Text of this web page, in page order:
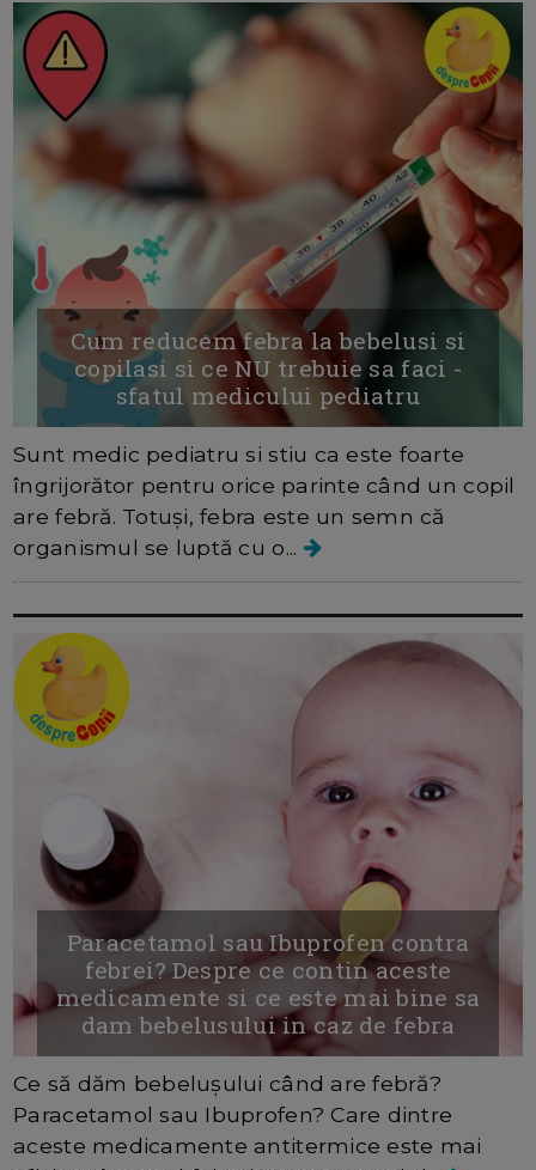
Cum reducem febra la bebelusi si
copilasi si ce NU trebuie sa faci -
sfatul medicului pediatru
Sunt medic pediatru si stiu ca este foarte
îngrijorător pentru orice parinte când un copil
are febră. Totuși, febra este un semn că
organismul se luptă cu o...
Paracetamol sau Ibuprofen contra
febrei? Despre ce contin aceste
medicamente si ce este mai bine sa
dam bebelusului in caz de febra
Ce să dăm bebelușului când are febră?
Paracetamol sau Ibuprofen? Care dintre
aceste medicamente antitermice este mai